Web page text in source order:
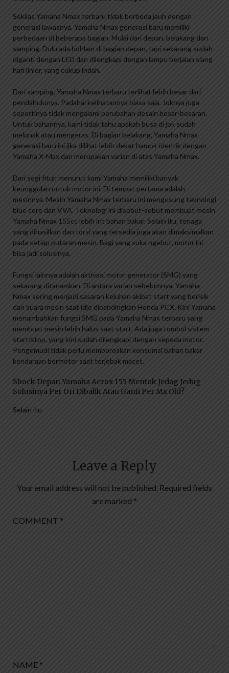
Sekilas Yamaha Nmax terbaru tidak berbeda jauh dengan
generasi lawasnya. Yamaha Nmax generasi baru memiliki
perbedaan di beberapa bagian. Mulai dari depan, belakang dan
samping. Dulu ada bohlam di bagian depan, tapi sekarang sudah
diganti dengan LED dan dilengkapi dengan lampu berjalan siang
hari linier, yang cukup indah.
Dari samping, Yamaha Nmax terbaru terlihat lebih besar dari
pendahulunya. Padahal kelihatannya biasa saja. Joknya juga
sepertinya tidak mengalami perubahan desain besar-besaran.
Untuk bahannya, kami tidak tahu apakah busa di jok sudah
melunak atau mengeras. Di bagian belakang, Yamaha Nmax
generasi baru ini jika dilihat lebih dekat hampir identik dengan
Yamaha X-Max dan merupakan varian di atas Yamaha Nmax.
Dari segi fitur, menurut kami Yamaha memiliki banyak
keunggulan untuk motor ini. Di tempat pertama adalah
mesinnya. Mesin Yamaha Nmax terbaru ini mengusung teknologi
blue core dan VVA. Teknologi ini disebut-sebut membuat mesin
Yamaha Nmax 155cc lebih irit bahan bakar. Selain itu, tenaga
yang dihasilkan dan torsi yang tersedia juga akan dimaksimalkan
pada setiap putaran mesin. Bagi yang suka ngebut, motor ini
bisa jadi solusinya.
Fungsi lainnya adalah aktivasi motor generator (SMG) yang
sekarang ditanamkan. Di antara varian sebelumnya, Yamaha
Nmax sering menjadi sasaran keluhan akibat start yang berisik
dan suara mesin saat idle dibandingkan Honda PCX. Kini Yamaha
menambahkan fungsi SMG pada Yamaha Nmax terbaru yang
membuat mesin lebih halus saat start. Ada juga tombol sistem
start/stop, yang kini sudah dilengkapi dengan sepeda motor.
Pengemudi tidak perlu memboroskan konsumsi bahan bakar
kendaraan bermotor saat terjebak macet.
Shock Depan Yamaha Aerox 155 Mentok Jedag Jedug
Solusinya Per Ori Dibalik Atau Ganti Per Mx Old?
Selain itu
Leave a Reply
Your email address will not be published. Required fields
are marked *
COMMENT *
NAME *